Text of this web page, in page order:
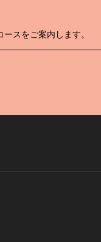
スをご案内します。